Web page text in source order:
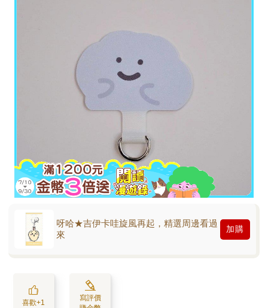
呀哈★吉伊卡哇旋風再起，精選周邊看過
來
加購
喜歡+1
寫評價